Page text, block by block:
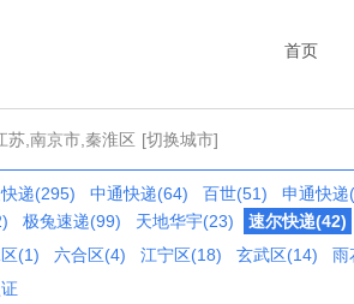
首页
苏,南京市,秦淮区 [切换城市]
递(295) 中通快递(64) 百世(51)
申通快递
极兔速递(99) 天地华宇(23)
速尔快递(42)
(1) 六合区(4) 江宁区(18) 玄武区(14)
雨